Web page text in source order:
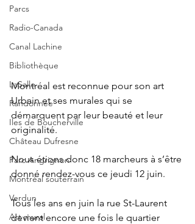
Parcs
Radio-Canada
Canal Lachine
Bibliothèque
LaSalle
Randonnée
Iles de Boucherville
Château Dufresne
Parc Angrignon
Montréal souterrain
Verdun
Art mural
Montréal est reconnue pour son art
Urbain et ses murales qui se
démarquent par leur beauté et leur
originalité.
Nous étions donc 18 marcheurs à s’être
donné rendez-vous ce jeudi 12 juin.
Tous les ans en juin la rue St-Laurent
devient encore une fois le quartier